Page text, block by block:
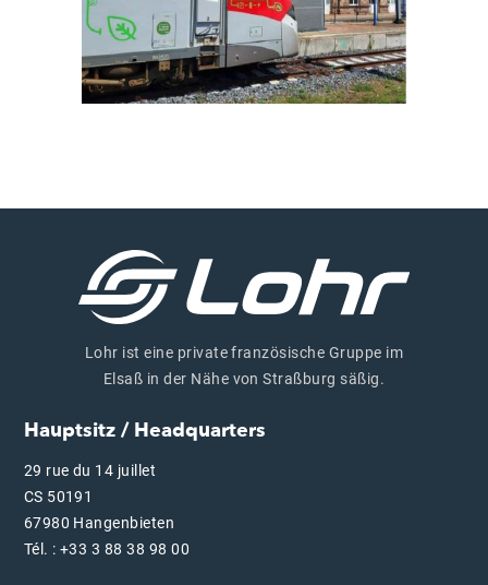
Lohr ist eine private französische Gruppe im
Elsaß in der Nähe von Straßburg säßig.
Hauptsitz / Headquarters
29 rue du 14 juillet
CS 50191
67980 Hangenbieten
Tél. : +33 3 88 38 98 00